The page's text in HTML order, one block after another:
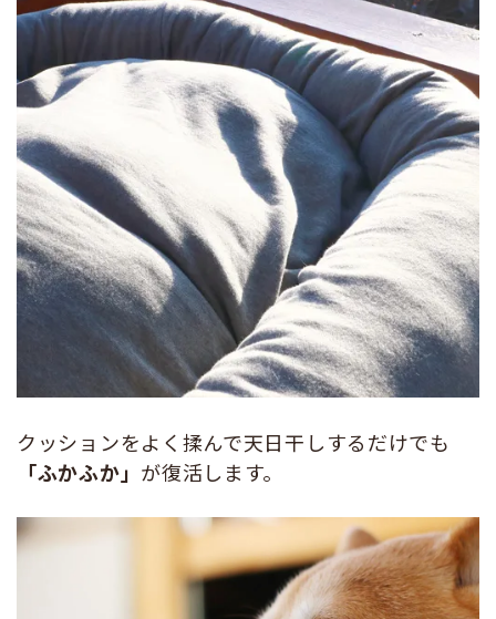
クッションをよく揉んで天日干しするだけでも
「ふかふか」 が復活します。